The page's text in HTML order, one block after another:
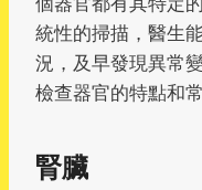
統性的掃描，醫生
況，及早發現異常
檢查器官的特點和常
腎臟